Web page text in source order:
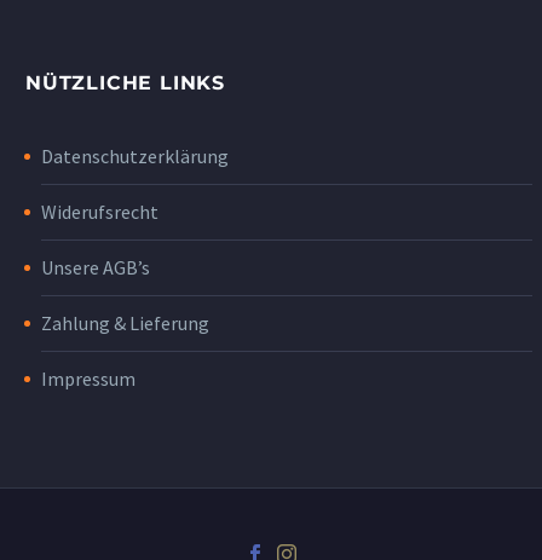
NÜTZLICHE LINKS
Datenschutzerklärung
Widerufsrecht
Unsere AGB’s
Zahlung & Lieferung
Impressum